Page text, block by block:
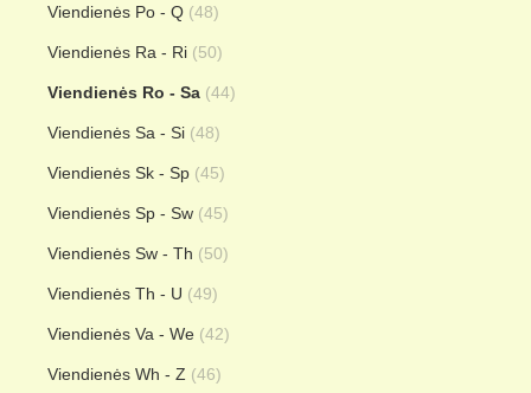
Viendienės Po - Q (48)
Viendienės Ra - Ri (50)
Viendienės Ro - Sa (44)
Viendienės Sa - Si (48)
Viendienės Sk - Sp (45)
Viendienės Sp - Sw (45)
Viendienės Sw - Th (50)
Viendienės Th - U (49)
Viendienės Va - We (42)
Viendienės Wh - Z (46)